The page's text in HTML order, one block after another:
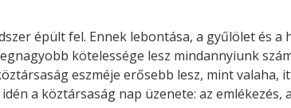
épült fel. Ennek lebontása, a gyűlölet és a
kötelessége lesz mindannyiunk
eszméje erősebb lesz, mint valaha,
a köztársaság nap üzenete: az emlékezés,